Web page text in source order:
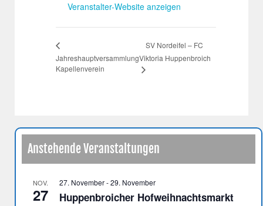
Veranstalter-Website anzeigen
Jahreshauptversammlung
Kapellenverein
SV Nordeifel – FC
Viktoria Huppenbroich
Anstehende Veranstaltungen
NOV.
27
27. November-29. November
Huppenbroicher Hofweihnachtsmarkt